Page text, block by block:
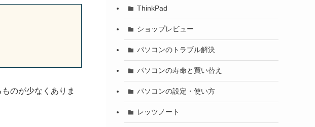
のが少なくありま
ThinkPad
ショップレビュー
パソコンのトラブル解決
パソコンの寿命と買い替え
パソコンの設定・使い方
レッツノート